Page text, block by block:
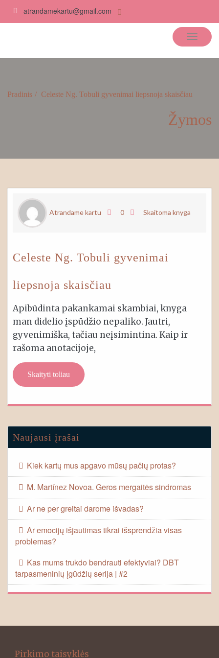
atrandamekartu@gmail.com
Pradinis Celeste Ng. Tobuli gyvenimai liepsnoja skaisčiau
Žymos
Atrandame kartu 0 Skaitoma knyga
Celeste Ng. Tobuli gyvenimai
liepsnoja skaisčiau
Apibūdinta pakankamai skambiai, knyga
man didelio įspūdžio nepaliko. Jautri,
gyvenimiška, tačiau neįsimintina. Kaip ir
rašoma anotacijoje,
Skaityti toliau
Naujausi įrašai
Kiek kartų mus apgavo mūsų pačių protas?
M. Martínez Novoa. Geros mergaitės sindromas
Ar ne per greitai darome išvadas?
Ar emocijų išjautimas tikrai išsprendžia visas
problemas?
Kas mums trukdo bendrauti efektyviai? DBT
tarpasmeninių įgūdžių serija | #2
Pirkimo taisyklės